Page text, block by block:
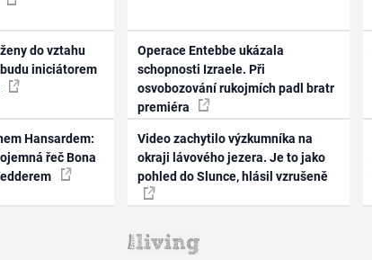
do vztahu
iniciátorem
Hansardem:
řeč Bona
Operace Entebbe ukázala
schopnosti Izraele. Při
osvobozování rukojmích padl bratr
premiéra
Video zachytilo výzkumníka na
okraji lávového jezera. Je to jako
pohled do Slunce, hlásil vzrušeně